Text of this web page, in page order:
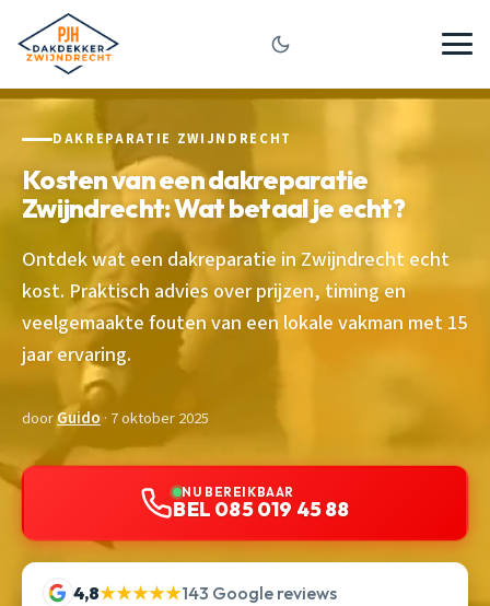
DAKREPARATIE ZWIJNDRECHT
Kosten van een dakreparatie
Zwijndrecht: Wat betaal je echt?
Ontdek wat een dakreparatie in Zwijndrecht echt
kost. Praktisch advies over prijzen, timing en
veelgemaakte fouten van een lokale vakman met 15
jaar ervaring.
doorGuido· 7 oktober 2025
NU BEREIKBAAR
BEL 085 019 45 88
4,8★★★★★143 Google reviews